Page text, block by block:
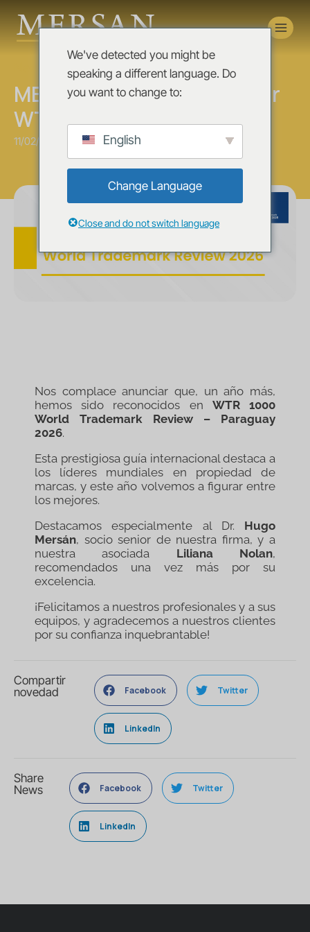
Novedades
MERSAN es reconocido por
WTR 1000 Paraguay 2026
11/02/2026
Nos complace anunciar que, un año más,
hemos sido reconocidos en WTR 1000
World Trademark Review – Paraguay
2026.
Esta prestigiosa guía internacional destaca a
los líderes mundiales en propiedad de
marcas, y este año volvemos a figurar entre
los mejores.
Destacamos especialmente al Dr. Hugo
Mersán, socio senior de nuestra firma, y a
nuestra asociada Liliana Nolan,
recomendados una vez más por su
excelencia.
¡Felicitamos a nuestros profesionales y a sus
equipos, y agradecemos a nuestros clientes
por su confianza inquebrantable!
Compartir
novedad
Facebook Twitter
LinkedIn
Share
News
Facebook Twitter
LinkedIn
We've detected you might be
speaking a different language. Do
you want to change to:
English
Change Language
Close and do not switch language